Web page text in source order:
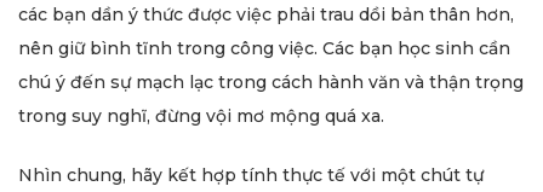
các bạn dần ý thức được việc phải trau dồi bản thân hơn,
nên giữ bình tĩnh trong công việc. Các bạn học sinh cần
chú ý đến sự mạch lạc trong cách hành văn và thận trọng
trong suy nghĩ, đừng vội mơ mộng quá xa.
Nhìn chung, hãy kết hợp tính thực tế với một chút tự